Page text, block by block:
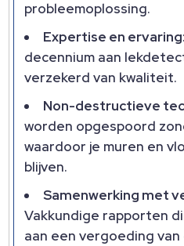
probleemoplossing.
Expertise en ervaring:
decennium aan
verzekerd van kwaliteit.
Non-destructieve
worden opgespoord
waardoor je muren en
blijven.
Samenwerking met
Vakkundige rapporten
aan een vergoeding van